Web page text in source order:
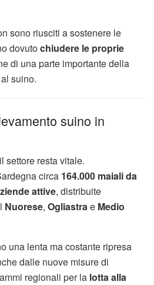
sono riusciti a sostenere le
dovutochiudere le proprie
di una parte importante della
suino.
suino in
settore resta vitale.
circa 164.000 maiali da
attive, distribuite
Nuorese, Ogliastrae Medio
una lenta ma costante ripresa
dalle nuove misure di
regionali per la lotta alla